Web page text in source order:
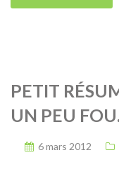
PETIT
UN PEU
6 mars 2012